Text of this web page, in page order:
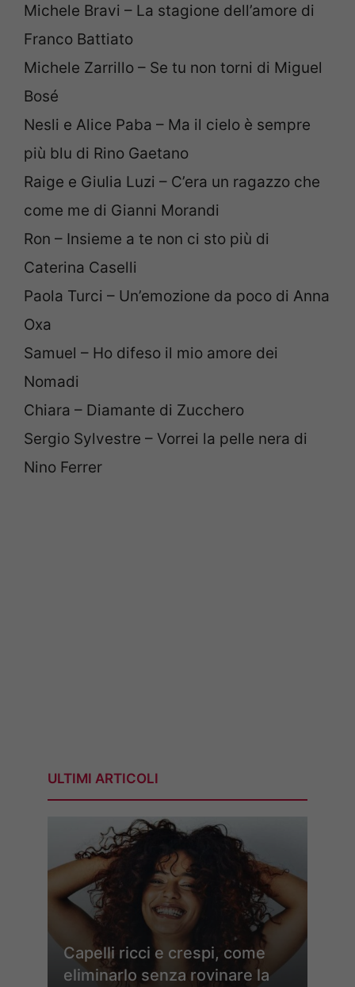
Michele Bravi – La stagione dell’amore di
Franco Battiato
Michele Zarrillo – Se tu non torni di Miguel
Bosé
Nesli e Alice Paba – Ma il cielo è sempre
più blu di Rino Gaetano
Raige e Giulia Luzi – C’era un ragazzo che
come me di Gianni Morandi
Ron – Insieme a te non ci sto più di
Caterina Caselli
Paola Turci – Un’emozione da poco di Anna
Oxa
Samuel – Ho difeso il mio amore dei
Nomadi
Chiara – Diamante di Zucchero
Sergio Sylvestre – Vorrei la pelle nera di
Nino Ferrer
ULTIMI ARTICOLI
Capelli ricci e crespi, come
eliminarlo senza rovinare la